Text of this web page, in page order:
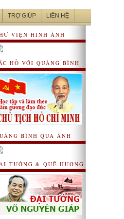
TRỢ GIÚP LIÊN HỆ
VIỆN HÌNH ẢNH
HỒ VỚI QUẢNG BÌNH
BÌNH QUA ẢNH
TƯỚNG & QUÊ HƯƠNG